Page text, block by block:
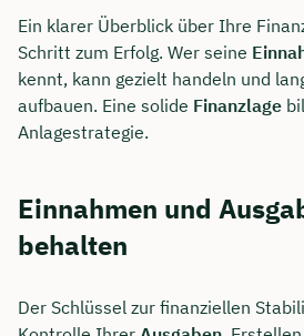
Ein klarer Überblick über Ihre
Schritt zum Erfolg. Wer seine
kennt, kann gezielt handeln und
aufbauen. Eine solide Finanzlage
Anlagestrategie.
Einnahmen und
behalten
Der Schlüssel zur finanziellen